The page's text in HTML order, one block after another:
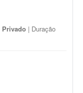
Privado | Duração